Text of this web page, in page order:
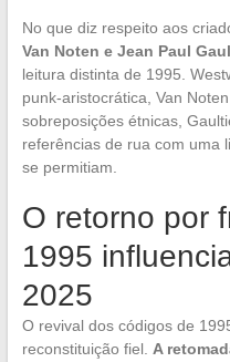
No que diz respeito aos
Van Noten e Jean Paul
leitura distinta de 1995.
punk-aristocrática, Van
sobreposições étnicas,
referências de rua com uma
se permitiam.
O retorno por
1995
2025
O revival dos códigos de
reconstituição fiel. A